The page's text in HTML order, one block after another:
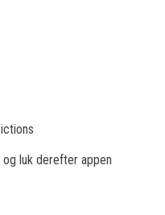
og luk derefter appen